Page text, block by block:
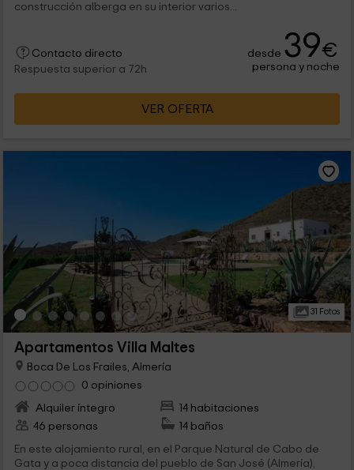
construcción alberga en su interior varios...
Contacto directo
Respuesta superior a 72h
desde 39€
persona y noche
VER OFERTA
31 Fotos
Apartamentos Villa Maltes
Boca De Los Frailes, Almería
0 opiniones
Alquiler íntegro
14 habitaciones
46 personas
14 baños
En este alojamiento rural, en el Parque Natural de Cabo de
Gata y a poca distancia del pueblo de San José (Almería),